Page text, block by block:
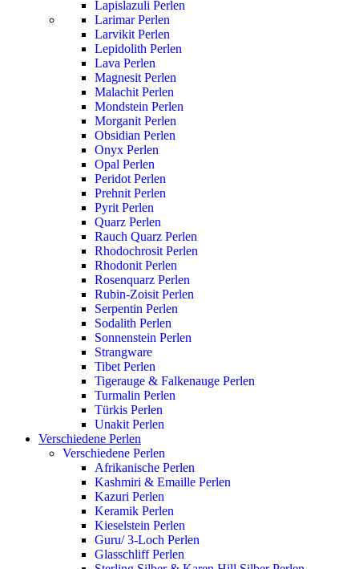
Lapislazuli Perlen
Larimar Perlen
Larvikit Perlen
Lepidolith Perlen
Lava Perlen
Magnesit Perlen
Malachit Perlen
Mondstein Perlen
Morganit Perlen
Obsidian Perlen
Onyx Perlen
Opal Perlen
Peridot Perlen
Prehnit Perlen
Pyrit Perlen
Quarz Perlen
Rauch Quarz Perlen
Rhodochrosit Perlen
Rhodonit Perlen
Rosenquarz Perlen
Rubin-Zoisit Perlen
Serpentin Perlen
Sodalith Perlen
Sonnenstein Perlen
Strangware
Tibet Perlen
Tigerauge & Falkenauge Perlen
Turmalin Perlen
Türkis Perlen
Unakit Perlen
Verschiedene Perlen
Verschiedene Perlen
Afrikanische Perlen
Kashmiri & Emaille Perlen
Kazuri Perlen
Keramik Perlen
Kieselstein Perlen
Guru/ 3-Loch Perlen
Glasschliff Perlen